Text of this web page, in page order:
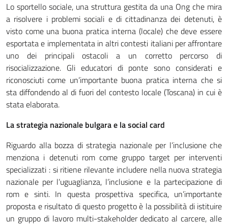
Lo sportello sociale, una struttura gestita da una Ong che mira
a risolvere i problemi sociali e di cittadinanza dei detenuti, è
visto come una buona pratica interna (locale) che deve essere
esportata e implementata in altri contesti italiani per affrontare
uno dei principali ostacoli a un corretto percorso di
risocializzazione. Gli educatori di ponte sono considerati e
riconosciuti come un’importante buona pratica interna che si
sta diffondendo al di fuori del contesto locale (Toscana) in cui è
stata elaborata.
La strategia nazionale bulgara e la social card
Riguardo alla bozza di strategia nazionale per l’inclusione che
menziona i detenuti rom come gruppo target per interventi
specializzati : si ritiene rilevante includere nella nuova strategia
nazionale per l’uguaglianza, l’inclusione e la partecipazione di
rom e sinti. In questa prospettiva specifica, un’importante
proposta e risultato di questo progetto è la possibilità di istituire
un gruppo di lavoro multi-stakeholder dedicato al carcere, alle